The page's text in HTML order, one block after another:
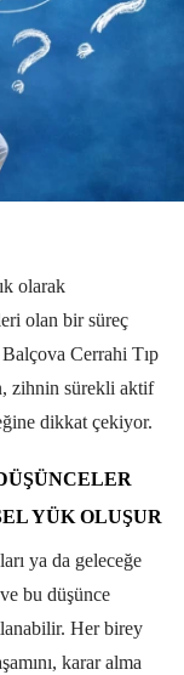
olarak
olan bir süreç
Balçova Cerrahi Tıp
zihnin sürekli aktif
dikkat çekiyor.
YÜK OLUŞUR
ya da geleceğe
bu düşünce
Her birey
karar alma